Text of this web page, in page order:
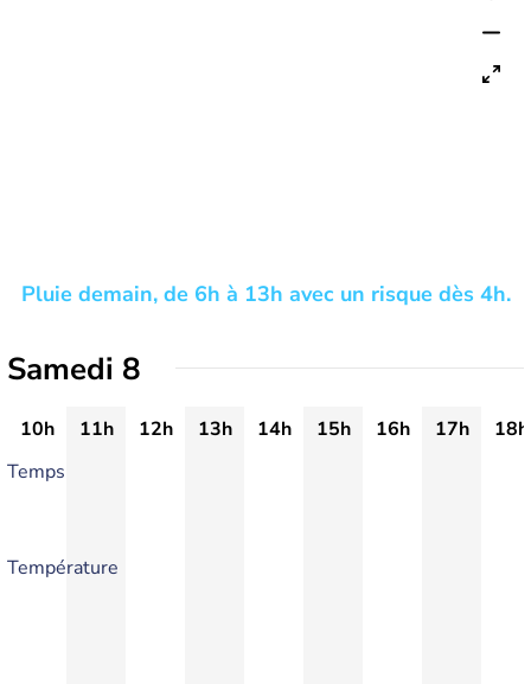
Pluie demain, de 6h à 13h avec un risque dès 4h.
Samedi 8
10h 11h 12h 13h 14h 15h 16h 17h
18h
Temps
Température